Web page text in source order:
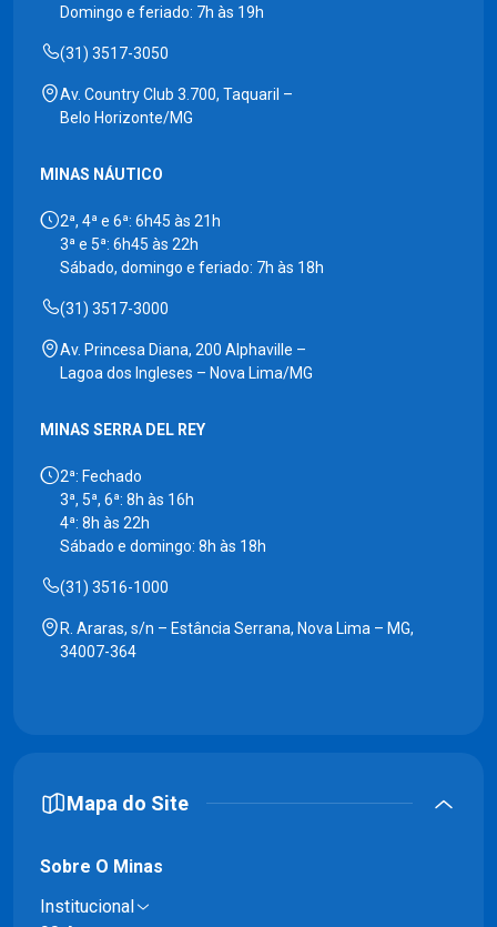
Domingo e feriado: 7h às 19h
(31) 3517-3050
Av. Country Club 3.700, Taquaril –
Belo Horizonte/MG
MINAS NÁUTICO
2ª, 4ª e 6ª: 6h45 às 21h
3ª e 5ª: 6h45 às 22h
Sábado, domingo e feriado: 7h às 18h
(31) 3517-3000
Av. Princesa Diana, 200 Alphaville –
Lagoa dos Ingleses – Nova Lima/MG
MINAS SERRA DEL REY
2ª: Fechado
3ª, 5ª, 6ª: 8h às 16h
4ª: 8h às 22h
Sábado e domingo: 8h às 18h
(31) 3516-1000
R. Araras, s/n – Estância Serrana, Nova Lima – MG,
34007-364
Mapa do Site
Sobre O Minas
Institucional